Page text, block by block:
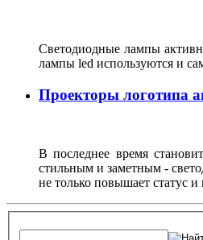
Светодиодные лампы
лампы led используются и
Проекторы логотипа
В последнее время
стильным и заметным -
не только повышает статус